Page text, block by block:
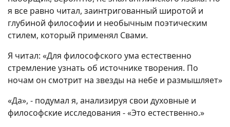
я все равно читал, заинтригованный широтой и
глубиной философии и необычным поэтическим
стилем, который применял Свами.
Я читал: «Для философского ума естественно
стремление узнать об источнике творения. По
ночам он смотрит на звезды на небе и размышляет»
«Да», - подумал я, анализируя свои духовные и
философские исследования - «Это естественно.»